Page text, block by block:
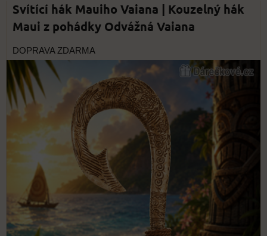
Svítící hák Mauiho Vaiana | Kouzelný hák
Maui z pohádky Odvážná Vaiana
DOPRAVA ZDARMA